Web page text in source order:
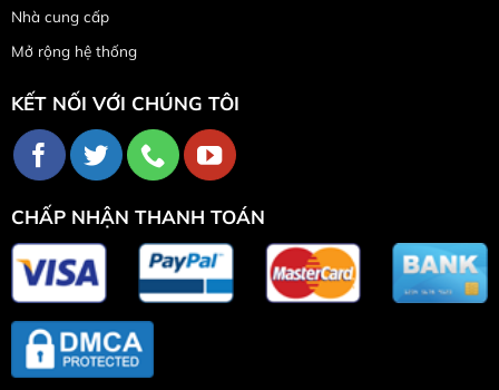
Nhà cung cấp
Mở rộng hệ thống
KẾT NỐI VỚI CHÚNG TÔI
CHẤP NHẬN THANH TOÁN